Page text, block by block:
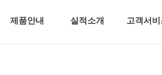
제품안내 실적소개 고객서